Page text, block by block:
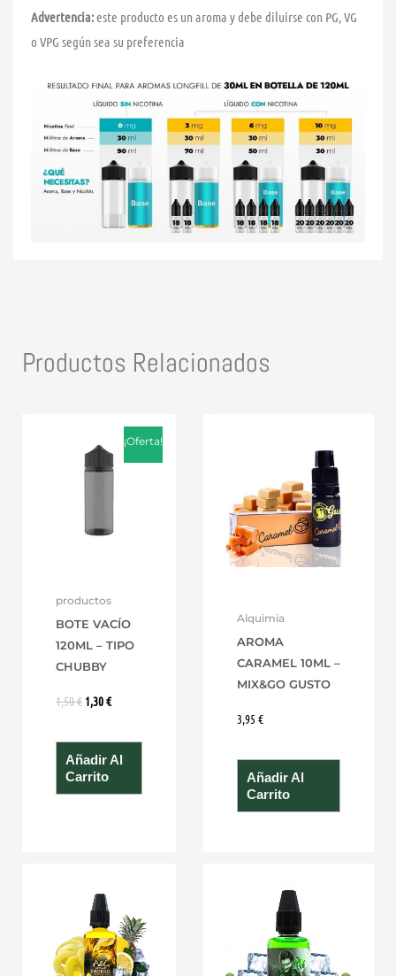
Advertencia:este producto es un aroma y debe diluirse con PG, VG
o VPG según sea su preferencia
Productos Relacionados
¡Oferta!
productos
BOTE VACÍO
120ML – TIPO
CHUBBY
1,50€
original
era:
1,30€
precio
actual
es:
Añadir Al
Carrito
Alquimia
AROMA
CARAMEL 10ML –
MIX&GO GUSTO
3,95 €
Añadir Al
Carrito